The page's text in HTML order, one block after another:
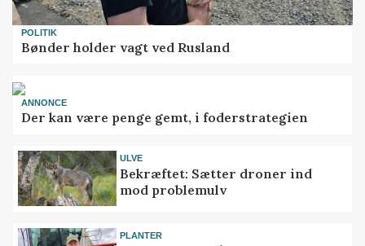
POLITIK
Bønder holder vagt ved Rusland
ANNONCE
Der kan være penge gemt, i foderstrategien
ULVE
Bekræftet: Sætter droner ind
mod problemulv
PLANTER